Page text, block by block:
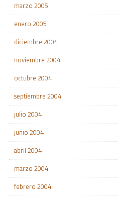
marzo 2005
enero 2005
diciembre 2004
noviembre 2004
octubre 2004
septiembre 2004
julio 2004
junio 2004
abril 2004
marzo 2004
febrero 2004